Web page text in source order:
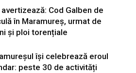
Cod Galben de
în Maramureș, urmat de
și ploi torențiale
își celebrează eroul
peste 30 de activități